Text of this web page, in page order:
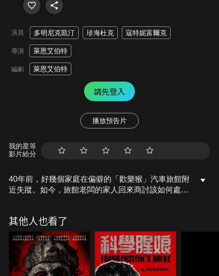
演員 多明尼克凱汀 珍海杜克 寇特妮富爾克
導演 萊恩艾伯特
編劇 萊恩艾伯特
請先登入
播放預告片
我的星等
影片給分
40年前，好幾個家庭在偏僻的「歡樂猴」汽車旅館附
近失蹤。如今，旅館老闆的家人回來商討該如何處理
其他人也看了